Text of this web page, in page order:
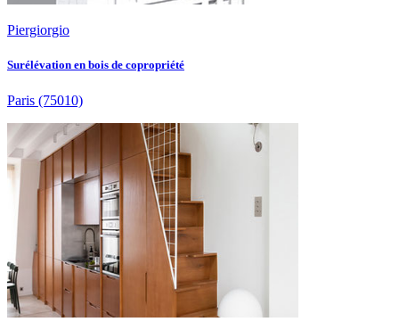
Piergiorgio
Surélévation en bois de copropriété
Paris (75010)